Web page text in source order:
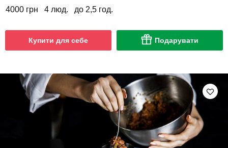
4000 грн 4 люд. до 2,5 год.
Купити для себе Подарувати